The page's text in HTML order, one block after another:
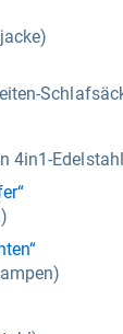
4in1-